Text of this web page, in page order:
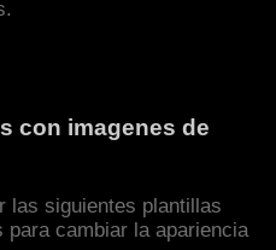
con imagenes de
las siguientes plantillas
para cambiar la apariencia